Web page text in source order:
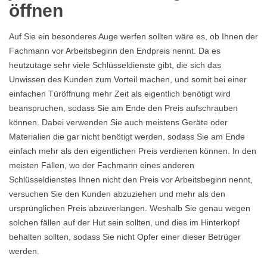
öffnen
Auf Sie ein besonderes Auge werfen sollten wäre es, ob Ihnen der
Fachmann vor Arbeitsbeginn den Endpreis nennt. Da es
heutzutage sehr viele Schlüsseldienste gibt, die sich das
Unwissen des Kunden zum Vorteil machen, und somit bei einer
einfachen Türöffnung mehr Zeit als eigentlich benötigt wird
beanspruchen, sodass Sie am Ende den Preis aufschrauben
können. Dabei verwenden Sie auch meistens Geräte oder
Materialien die gar nicht benötigt werden, sodass Sie am Ende
einfach mehr als den eigentlichen Preis verdienen können. In den
meisten Fällen, wo der Fachmann eines anderen
Schlüsseldienstes Ihnen nicht den Preis vor Arbeitsbeginn nennt,
versuchen Sie den Kunden abzuziehen und mehr als den
ursprünglichen Preis abzuverlangen. Weshalb Sie genau wegen
solchen fällen auf der Hut sein sollten, und dies im Hinterkopf
behalten sollten, sodass Sie nicht Opfer einer dieser Betrüger
werden.